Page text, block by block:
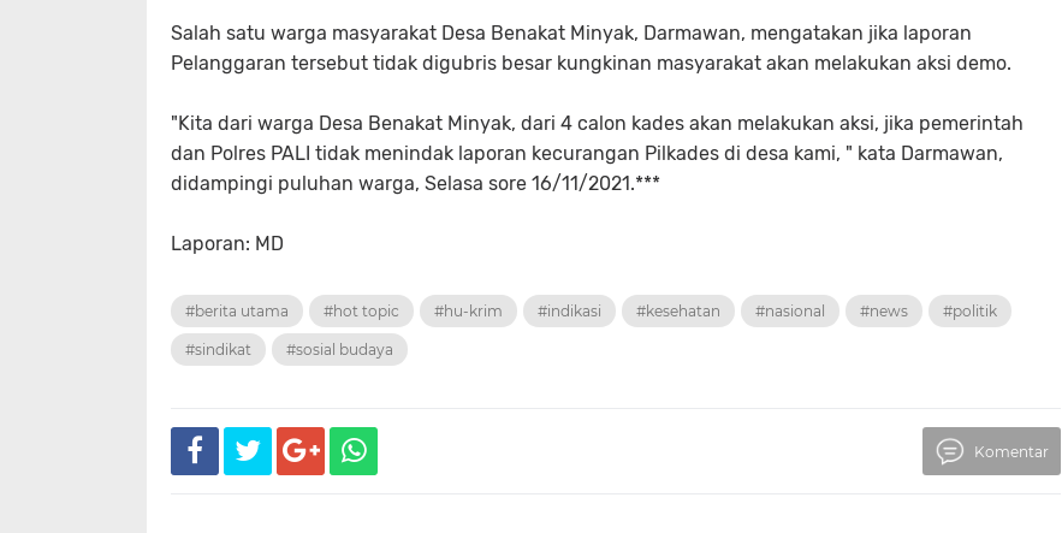
Salah satu warga masyarakat Desa Benakat Minyak, Darmawan, mengatakan jika laporan
Pelanggaran tersebut tidak digubris besar kungkinan masyarakat akan melakukan aksi demo.
"Kita dari warga Desa Benakat Minyak, dari 4 calon kades akan melakukan aksi, jika pemerintah
dan Polres PALI tidak menindak laporan kecurangan Pilkades di desa kami, " kata Darmawan,
didampingi puluhan warga, Selasa sore 16/11/2021.***
Laporan: MD
#berita utama #hot topic #hu-krim #indikasi #kesehatan #nasional #news #politik
#sindikat #sosial budaya
Komentar